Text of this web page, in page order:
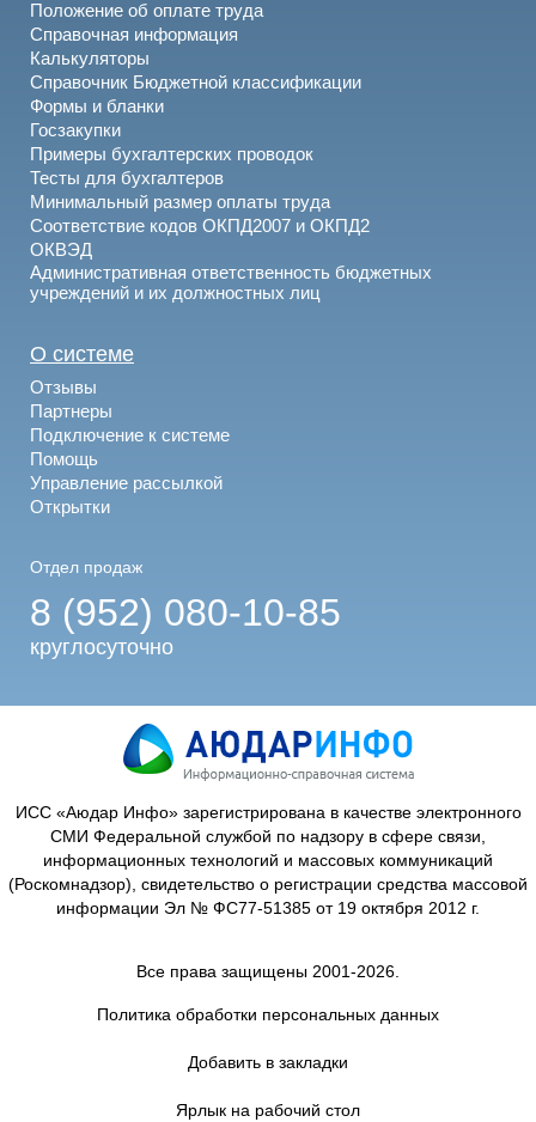
Положение об оплате труда
Справочная информация
Калькуляторы
Справочник Бюджетной классификации
Формы и бланки
Госзакупки
Примеры бухгалтерских проводок
Тесты для бухгалтеров
Минимальный размер оплаты труда
Соответствие кодов ОКПД2007 и ОКПД2
ОКВЭД
Административная ответственность бюджетных
учреждений и их должностных лиц
О системе
Отзывы
Партнеры
Подключение к системе
Помощь
Управление рассылкой
Открытки
Отдел продаж
8 (952) 080-10-85
круглосуточно
ИСС «Аюдар Инфо» зарегистрирована в качестве электронного
СМИ Федеральной службой по надзору в сфере связи,
информационных технологий и массовых коммуникаций
(Роскомнадзор), свидетельство о регистрации средства массовой
информации Эл № ФС77-51385 от 19 октября 2012 г.
Все права защищены 2001-2026.
Политика обработки персональных данных
Добавить в закладки
Ярлык на рабочий стол